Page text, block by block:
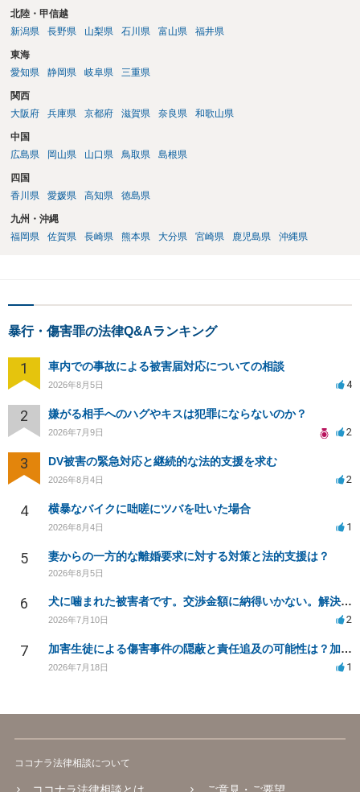
北陸・甲信越
新潟県
長野県 山梨県 石川県 富山県 福井県
東海
愛知県
静岡県 岐阜県 三重県
関西
大阪府
兵庫県 京都府 滋賀県 奈良県 和歌山県
中国
広島県
岡山県 山口県 鳥取県 島根県
四国
香川県
愛媛県 高知県 徳島県
九州・沖縄
福岡県
佐賀県 長崎県 熊本県 大分県 宮崎県 鹿児島県 沖縄県
暴行・傷害罪の法律Q&Aランキング
1 車内での事故による被害届対応についての相談
2026年8月5日 4
2 嫌がる相手へのハグやキスは犯罪にならないのか？
2026年7月9日 2
3 DV被害の緊急対応と継続的な法的支援を求む
2026年8月4日 2
4 横暴なバイクに咄嗟にツバを吐いた場合
2026年8月4日 1
5 妻からの一方的な離婚要求に対する対策と法的支援は？
2026年8月5日
6 犬に噛まれた被害者です。交渉金額に納得いかない。解決策はありますか？
2026年7月10日 2
7 加害生徒による傷害事件の隠蔽と責任追及の可能性は？加害生徒の処分は？
2026年7月18日 1
ココナラ法律相談について